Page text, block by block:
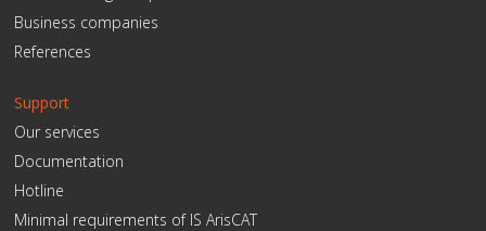
Business companies
References
Support
Our services
Documentation
Hotline
Minimal requirements of IS ArisCAT